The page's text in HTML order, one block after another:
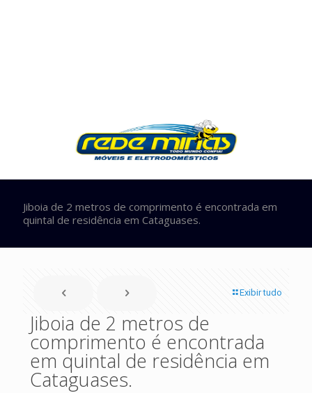
Jiboia de 2 metros de comprimento é encontrada em
quintal de residência em Cataguases.
Exibir tudo
Jiboia de 2 metros de
comprimento é encontrada
em quintal de residência em
Cataguases.